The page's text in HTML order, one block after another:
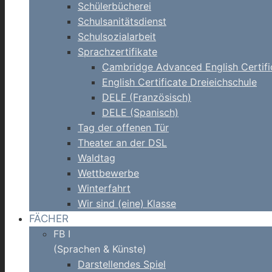
Schülerbücherei
Schulsanitätsdienst
Schulsozialarbeit
Sprachzertifikate
Cambridge Advanced English
English Certificate Dreieichschule
DELF (Französisch)
DELE (Spanisch)
Tag der offenen Tür
Theater an der DSL
Waldtag
Wettbewerbe
Winterfahrt
Wir sind (eine) Klasse
FÄCHER
FB I
(Sprachen & Künste)
Darstellendes Spiel